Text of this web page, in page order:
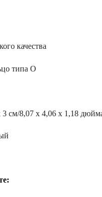
качества
типа O
3 см/8,07 x 4,06 x 1,18